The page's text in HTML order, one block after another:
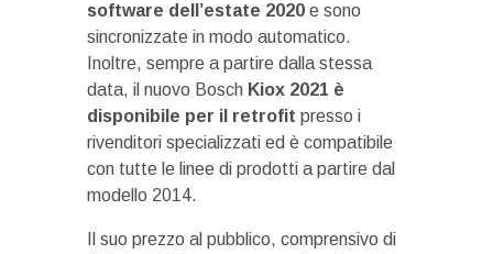
software dell’estate 2020 e sono
sincronizzate in modo automatico.
Inoltre, sempre a partire dalla stessa
data, il nuovo Bosch Kiox 2021 è
disponibile per il retrofit presso i
rivenditori specializzati ed è compatibile
con tutte le linee di prodotti a partire dal
modello 2014.
Il suo prezzo al pubblico, comprensivo di